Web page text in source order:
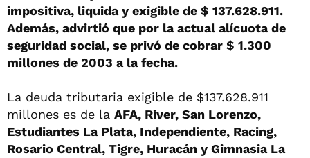
impositiva, liquida y exigible de $ 137.628.911.
Además, advirtió que por la actual alícuota de
seguridad social, se privó de cobrar $ 1.300
millones de 2003 a la fecha.
La deuda tributaria exigible de $137.628.911
millones es de la AFA, River, San Lorenzo,
Estudiantes La Plata, Independiente, Racing,
Rosario Central, Tigre, Huracán y Gimnasia La